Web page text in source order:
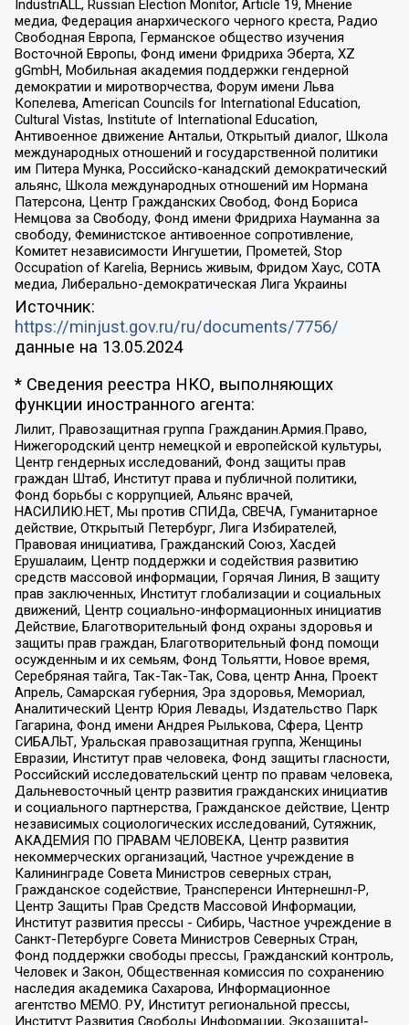
IndustriALL, Russian Election Monitor, Article 19, Мнение
медиа, Федерация анархического черного креста, Радио
Свободная Европа, Германское общество изучения
Восточной Европы, Фонд имени Фридриха Эберта, XZ
gGmbH, Мобильная академия поддержки гендерной
демократии и миротворчества, Форум имени Льва
Копелева, American Councils for International Education,
Cultural Vistas, Institute of International Education,
Антивоенное движение Антальи, Открытый диалог, Школа
международных отношений и государственной политики
им Питера Мунка, Российско-канадский демократический
альянс, Школа международных отношений им Нормана
Патерсона, Центр Гражданских Свобод, Фонд Бориса
Немцова за Свободу, Фонд имени Фридриха Науманна за
свободу, Феминистское антивоенное сопротивление,
Комитет независимости Ингушетии, Прометей, Stop
Occupation of Karelia, Вернись живым, Фридом Хаус, СОТА
медиа, Либерально-демократическая Лига Украины
Источник:
https://minjust.gov.ru/ru/documents/7756/
данные на 13.05.2024
* Сведения реестра НКО, выполняющих
функции иностранного агента:
Лилит, Правозащитная группа Гражданин.Армия.Право,
Нижегородский центр немецкой и европейской культуры,
Центр гендерных исследований, Фонд защиты прав
граждан Штаб, Институт права и публичной политики,
Фонд борьбы с коррупцией, Альянс врачей,
НАСИЛИЮ.НЕТ, Мы против СПИДа, СВЕЧА, Гуманитарное
действие, Открытый Петербург, Лига Избирателей,
Правовая инициатива, Гражданский Союз, Хасдей
Ерушалаим, Центр поддержки и содействия развитию
средств массовой информации, Горячая Линия, В защиту
прав заключенных, Институт глобализации и социальных
движений, Центр социально-информационных инициатив
Действие, Благотворительный фонд охраны здоровья и
защиты прав граждан, Благотворительный фонд помощи
осужденным и их семьям, Фонд Тольятти, Новое время,
Серебряная тайга, Так-Так-Так, Сова, центр Анна, Проект
Апрель, Самарская губерния, Эра здоровья, Мемориал,
Аналитический Центр Юрия Левады, Издательство Парк
Гагарина, Фонд имени Андрея Рылькова, Сфера, Центр
СИБАЛЬТ, Уральская правозащитная группа, Женщины
Евразии, Институт прав человека, Фонд защиты гласности,
Российский исследовательский центр по правам человека,
Дальневосточный центр развития гражданских инициатив
и социального партнерства, Гражданское действие, Центр
независимых социологических исследований, Сутяжник,
АКАДЕМИЯ ПО ПРАВАМ ЧЕЛОВЕКА, Центр развития
некоммерческих организаций, Частное учреждение в
Калининграде Совета Министров северных стран,
Гражданское содействие, Трансперенси Интернешнл-Р,
Центр Защиты Прав Средств Массовой Информации,
Институт развития прессы - Сибирь, Частное учреждение в
Санкт-Петербурге Совета Министров Северных Стран,
Фонд поддержки свободы прессы, Гражданский контроль,
Человек и Закон, Общественная комиссия по сохранению
наследия академика Сахарова, Информационное
агентство МЕМО. РУ, Институт региональной прессы,
Институт Развития Свободы Информации, Экозащита!-